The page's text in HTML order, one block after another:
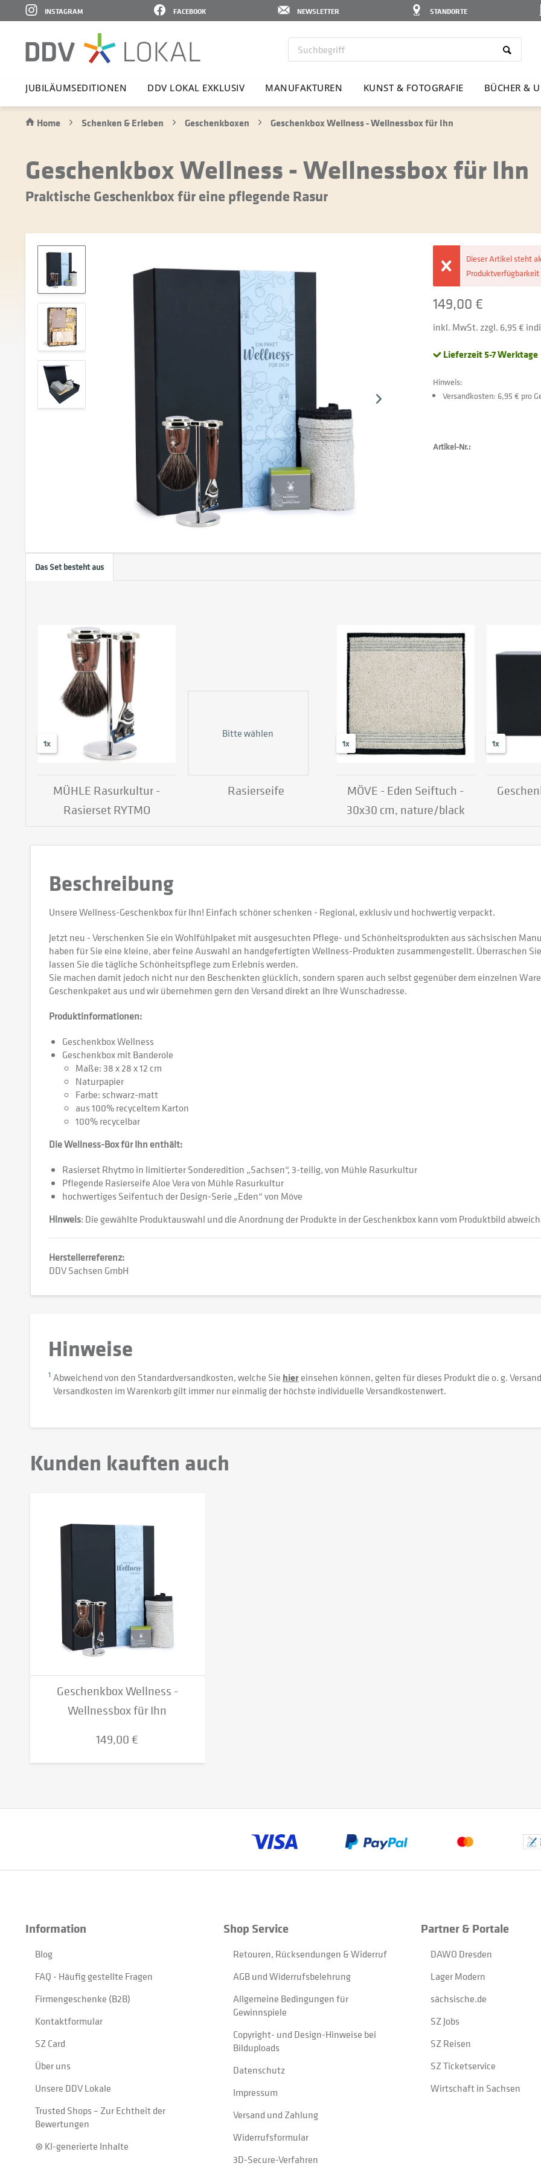
STANDORTE
NEWSLETTER
FACEBOOK
INSTAGRAM
JUBI­LÄ­UMS­E­DI­TIONEN DDV LOKAL EXKLUSIV MANU­FAK­TUREN KUNST & FOTO­GRAFIE BÜCHER &
Home Schenken & Erleben Geschenkboxen Geschenkbox Wellness - Wellnessbox für Ihn
Geschenkbox Wellness - Wellnessbox für Ihn
Praktische Geschenkbox für eine pflegende Rasur
Dieser Artikel steht
Produktverfügbarkeit
149,00 €
inkl. MwSt. zzgl. 6,95 €
Lieferzeit 5-7 Werktage
Hinweis:
Versandkosten: 6,95 € pro
Artikel-Nr.:
Das Set besteht aus
1x
MÜHLE Rasurkultur -
Rasierset RYTMO
Bitte wählen
Rasierseife
1x
MÖVE - Eden Seiftuch -
30x30 cm, nature/black
1x
Beschreibung
Unsere Wellness-Geschenkbox für Ihn! Einfach schöner schenken - Regional, exklusiv und hochwertig verpackt.
Jetzt neu - Verschenken Sie ein Wohlfühlpaket mit ausgesuchten Pflege- und Schönheitsprodukten aus sächsischen
haben für Sie eine kleine, aber feine Auswahl an handgefertigten Wellness-Produkten zusammengestellt. Überraschen
lassen Sie die tägliche Schönheitspflege zum Erlebnis werden.
Sie machen damit jedoch nicht nur den Beschenkten glücklich, sondern sparen auch selbst gegenüber dem einzelnen
Geschenkpaket aus und wir übernehmen gern den Versand direkt an Ihre Wunschadresse.
Produktinformationen:
Geschenkbox Wellness
Geschenkbox mit Banderole
Maße: 38 x 28 x 12 cm
Naturpapier
Farbe: schwarz-matt
aus 100% recyceltem Karton
100% recycelbar
Die Wellness-Box für Ihn enthält:
Rasierset Rhytmo in limitierter Sonderedition „Sachsen“, 3-teilig, von Mühle Rasurkultur
Pflegende Rasierseife Aloe Vera von Mühle Rasurkultur
hochwertiges Seifentuch der Design-Serie „Eden“ von Möve
Hinweis: Die gewählte Produktauswahl und die Anordnung der Produkte in der Geschenkbox kann vom Produktbild
Herstellerreferenz:
DDV Sachsen GmbH
Hinweise
1 Abweichend von den Standardversandkosten, welche Sie hiereinsehen können, gelten für dieses Produkt die o. g.
Versandkosten im Warenkorb gilt immer nur einmalig der höchste individuelle Versandkostenwert.
Kunden kauften auch
Geschenkbox Wellness -
Wellnessbox für Ihn
149,00 €
Information
Blog
FAQ - Häufig gestellte Fragen
Firmengeschenke (B2B)
Kontaktformular
SZ Card
Über uns
Unsere DDV Lokale
Trusted Shops – Zur Echtheit der
Bewertungen
⊛ KI-generierte Inhalte
Shop Service
Retouren, Rücksendungen & Widerruf
AGB und Widerrufsbelehrung
Allgemeine Bedingungen für
Gewinnspiele
Copyright- und Design-Hinweise bei
Bilduploads
Datenschutz
Impressum
Versand und Zahlung
Widerrufsformular
3D-Secure-Verfahren
Partner & Portale
DAWO Dresden
Lager Modern
sächsische.de
SZ Jobs
SZ Reisen
SZ Ticketservice
Wirtschaft in Sachsen